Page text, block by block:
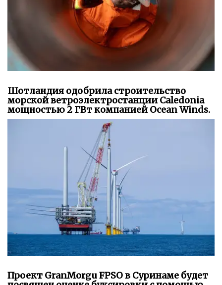
Шотландия одобрила строительство
морской ветроэлектростанции Caledonia
мощностью 2 ГВт компанией Ocean Winds.
Проект GranMorgu FPSO в Суринаме будет